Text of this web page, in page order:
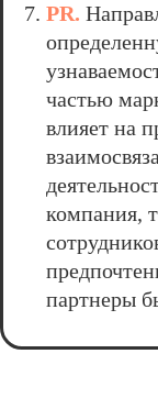
PR.
частью
влияет на
компания,
партнеры